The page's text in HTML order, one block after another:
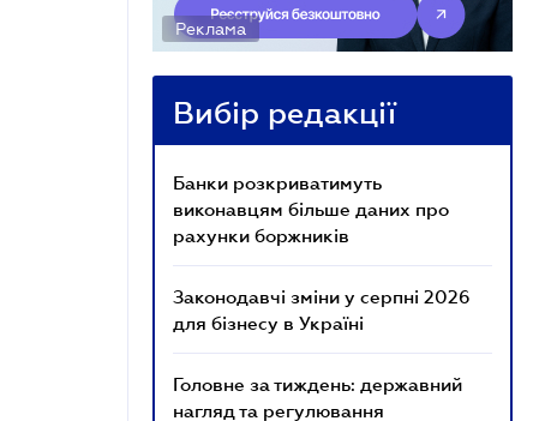
Реклама
Вибір редакції
Банки розкриватимуть
виконавцям більше даних про
рахунки боржників
Законодавчі зміни у серпні 2026
для бізнесу в Україні
Головне за тиждень: державний
нагляд та регулювання